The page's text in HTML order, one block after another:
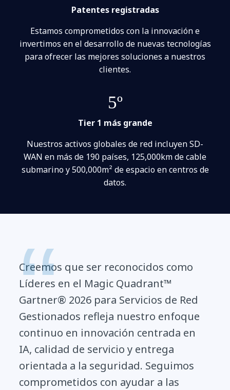
Patentes registradas
Estamos comprometidos con la innovación e
invertimos en el desarrollo de nuevas tecnologías
para ofrecer las mejores soluciones a nuestros
clientes.
5º
Tier 1 más grande
Nuestros activos globales de red incluyen SD-
WAN en más de 190 países, 125,000km de cable
submarino y 500,000m² de espacio en centros de
datos.
Creemos que ser reconocidos como
Líderes en el Magic Quadrant™
Gartner® 2026 para Servicios de Red
Gestionados refleja nuestro enfoque
continuo en innovación centrada en
IA, calidad de servicio y entrega
orientada a la seguridad. Seguimos
comprometidos con ayudar a las